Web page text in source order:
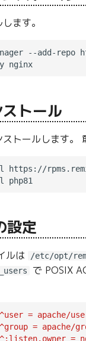
ます。
--add-
dnf install -y nginx
トール
トールします。
定
ルは /etc/opt/
で POSIX
= apache/
= apache/
=